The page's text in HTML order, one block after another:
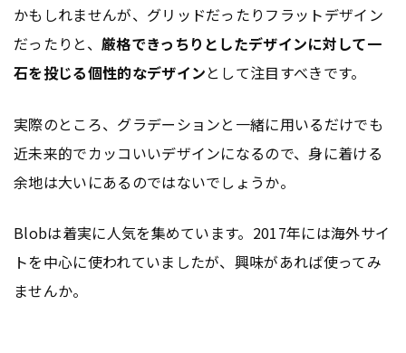
かもしれませんが、グリッドだったりフラットデザイン
だったりと、 厳格できっちりとしたデザインに対して一
石を投じる個性的なデザインとして注目すべきです。
実際のところ、グラデーションと一緒に用いるだけでも
近未来的でカッコいいデザインになるので、身に着ける
余地は大いにあるのではないでしょうか。
Blobは着実に人気を集めています。2017年には海外サイ
トを中心に使われていましたが、興味があれば使ってみ
ませんか。